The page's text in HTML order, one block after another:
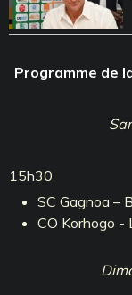
Programme de
15h30
SC Gagnoa –
CO Korhogo -